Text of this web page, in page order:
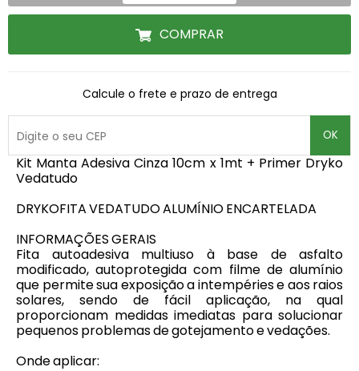
COMPRAR
Calcule o frete e prazo de entrega
OK
Kit Manta Adesiva Cinza 10cm x 1mt + Primer Dryko
Vedatudo
DRYKOFITA VEDATUDO ALUMÍNIO ENCARTELADA
INFORMAÇÕES GERAIS
Fita autoadesiva multiuso à base de asfalto
modificado, autoprotegida com filme de alumínio
que permite sua exposição a intempéries e aos raios
solares, sendo de fácil aplicação, na qual
proporcionam medidas imediatas para solucionar
pequenos problemas de gotejamento e vedações.
Onde aplicar: